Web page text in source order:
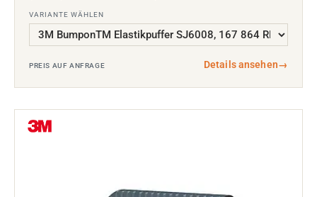
VARIANTE WÄHLEN
PREIS AUF ANFRAGE Details ansehen→